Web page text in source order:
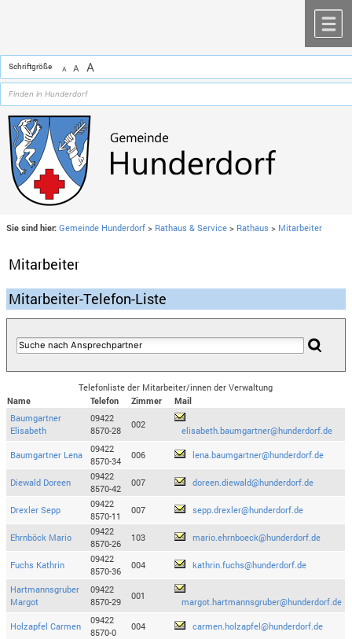
Schriftgröße A A A
Sie sind hier: Gemeinde Hunderdorf > Rathaus & Service > Rathaus > Mitarbeiter
Mitarbeiter
Mitarbeiter-Telefon-Liste
Telefonliste der Mitarbeiter/innen der Verwaltung
Name
Telefon Zimmer
Mail
Baumgartner
Elisabeth
09422
8570-28
002
elisabeth.baumgartner@hunderdorf.de
Baumgartner Lena
09422
8570-34
006 lena.baumgartner@hunderdorf.de
Diewald Doreen
09422
8570-42
007 doreen.diewald@hunderdorf.de
Drexler Sepp
09422
8570-11
007 sepp.drexler@hunderdorf.de
Ehrnböck Mario
09422
8570-26
103 mario.ehrnboeck@hunderdorf.de
Fuchs Kathrin
09422
8570-36
004 kathrin.fuchs@hunderdorf.de
Hartmannsgruber
Margot
09422
8570-29
001
margot.hartmannsgruber@hunderdorf.de
Holzapfel Carmen
09422
8570-0
004 carmen.holzapfel@hunderdorf.de